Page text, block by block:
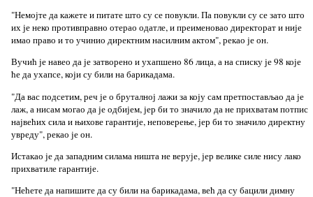
"Немојте да кажете и питате што су се повукли. Па повукли су се зато што
их је неко противправно отерао одатле, и преименовао директорат и није
имао право и то учинио директним насилним актом", рекао је он.
Вучић је навео да је затворено и ухапшено 86 лица, а на списку је 98 које
ће да ухапсе, који су били на барикадама.
"Да вас подсетим, реч је о бруталној лажи за коју сам претпостављао да је
лаж, а нисам могао да је одбијем, јер би то значило да не прихватам потпис
највећих сила и њихове гарантије, неповерење, јер би то значило директну
увреду", рекао је он.
Истакао је да западним силама ништа не верује, јер велике силе нису лако
прихватиле гарантије.
"Нећете да напишите да су били на барикадама, већ да су бацили димну